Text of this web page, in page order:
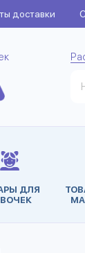
доставки
ДЛЯ